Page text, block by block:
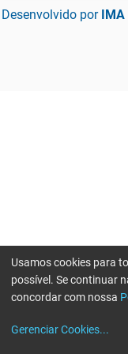
Desenvolvido por IMA
Usamos cookies para
possível. Se continuar
concordar com nossa
Gerenciar Cookies...
Erro ao enviar